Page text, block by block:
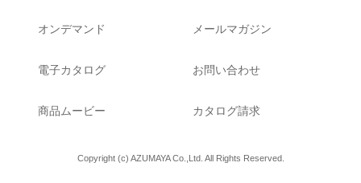
どを希望される場合には、当社の所定の手続きに
て適用される法令・規範を遵守し、個人情報保護
オンデマンド
電子カタログ
商品ムービー
メールマガジン
お問い合わせ
カタログ請求
Copyright (c) AZUMAYA Co.,Ltd. All Rights Reserved.